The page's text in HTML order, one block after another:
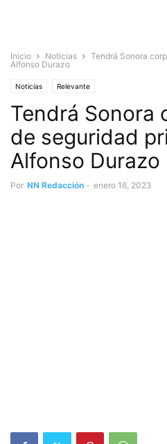
Inicio Noticias
Tendrá Sonora
Alfonso Durazo
Noticias Relevante
Tendrá Sonora
de seguridad
Alfonso Durazo
Por NN Redacción - enero 16, 2023